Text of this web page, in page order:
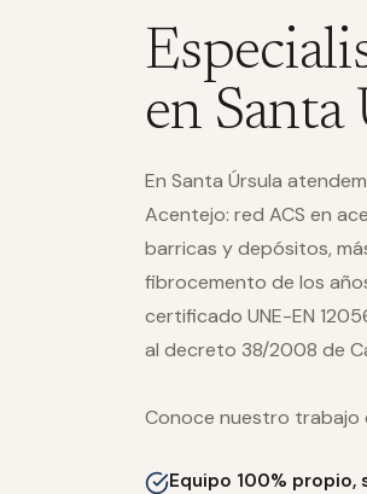
en Santa
En Santa Úrsula
Acentejo: red ACS en
barricas y depósitos,
fibrocemento de los
certificado UNE-EN
al decreto 38/2008 de
Conoce nuestro trabajo
Equipo 100% propio,